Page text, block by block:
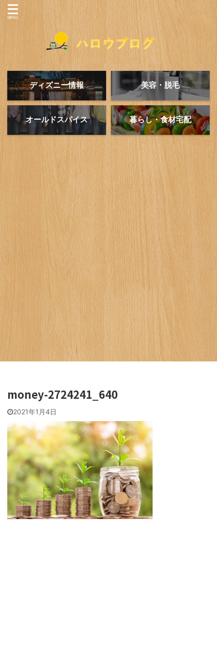
ディズニー情報 美容・脱毛
オールドスパイス 暮らし・食材宅配
money-2724241_640
2021年1月4日